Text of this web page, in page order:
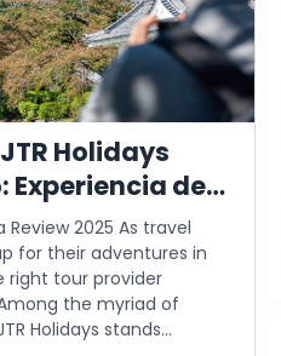
Holidays
Experiencia de
Review 2025 As travel
for their adventures in
right tour provider
the myriad of
Holidays stands...